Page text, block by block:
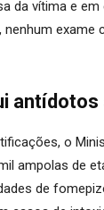
da vítima e
exame
antídotos
o
ampolas de
de